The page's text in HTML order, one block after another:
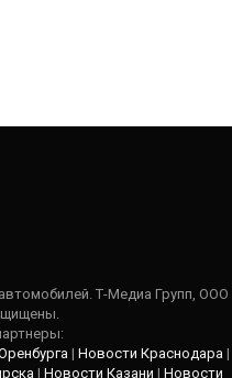
Т-Медиа Групп, ООО
| Новости Краснодара |
| Новости Казани | Новости